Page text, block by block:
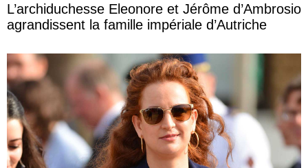
L’archiduchesse Eleonore et Jérôme d’Ambrosio
agrandissent la famille impériale d’Autriche